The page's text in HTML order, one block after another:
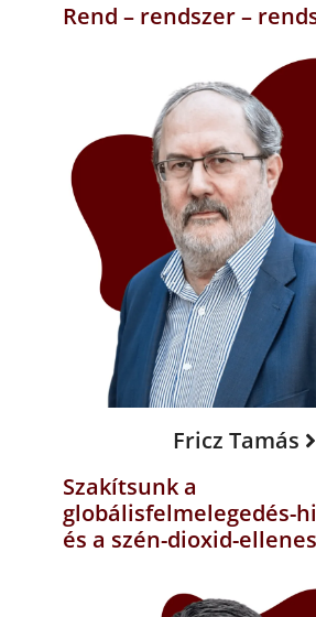
Rend – rendszer –
Fricz Tamás
Szakítsunk a
globálisfelmelegedés-
és a szén-dioxid-